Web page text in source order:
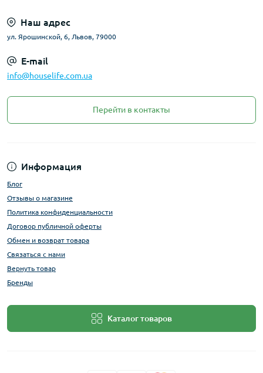
Наш адрес
ул. Ярошинской, 6, Львов, 79000
E-mail
info@houselife.com.ua
Перейти в контакты
Информация
Блог
Отзывы о магазине
Политика конфиденциальности
Договор публичной оферты
Обмен и возврат товара
Связаться с нами
Вернуть товар
Бренды
Каталог товаров